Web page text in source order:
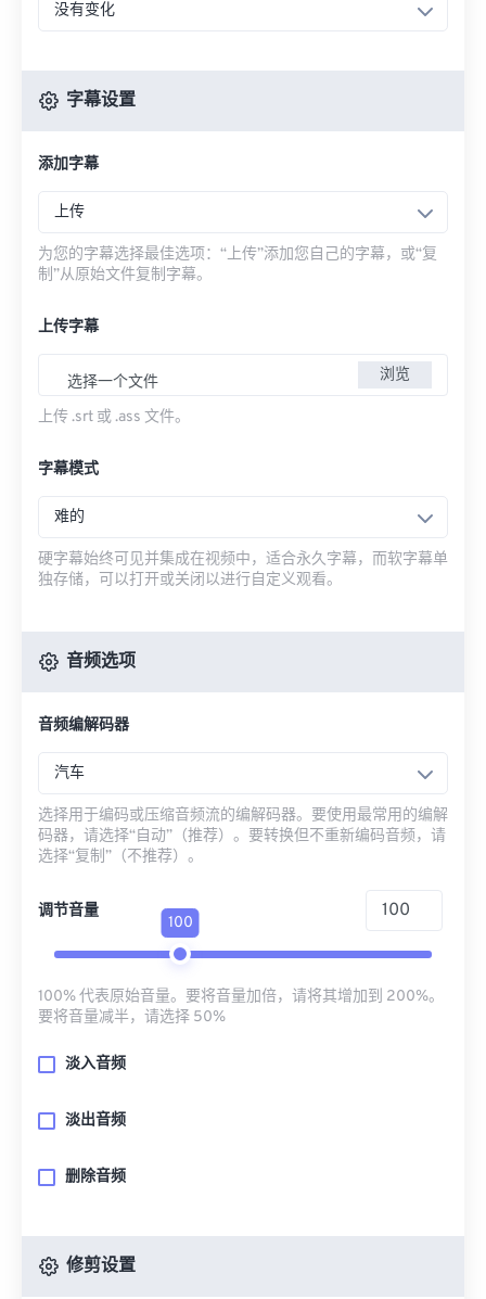
没有变化
字幕设置
添加字幕
上传
为您的字幕选择最佳选项：“上传”添加您自己的字幕，或“复
制”从原始文件复制字幕。
上传字幕
选择一个文件 浏览
上传 .srt 或 .ass 文件。
字幕模式
难的
硬字幕始终可见并集成在视频中，适合永久字幕，而软字幕单
独存储，可以打开或关闭以进行自定义观看。
音频选项
音频编解码器
汽车
选择用于编码或压缩音频流的编解码器。要使用最常用的编解
码器，请选择“自动”（推荐）。要转换但不重新编码音频，请
选择“复制”（不推荐）。
调节音量
100
100% 代表原始音量。要将音量加倍，请将其增加到 200%。
要将音量减半，请选择 50%
淡入音频
淡出音频
删除音频
修剪设置